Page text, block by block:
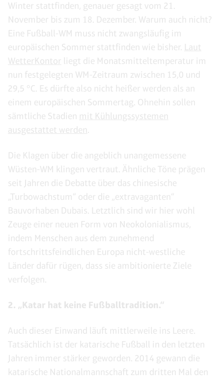
Winter stattfinden, genauer gesagt vom 21.
November bis zum 18. Dezember. Warum auch nicht?
Eine Fußball-WM muss nicht zwangsläufig im
europäischen Sommer stattfinden wie bisher. Laut
WetterKontor liegt die Monatsmitteltemperatur im
nun festgelegten WM-Zeitraum zwischen 15,0 und
29,5 °C. Es dürfte also nicht heißer werden als an
einem europäischen Sommertag. Ohnehin sollen
sämtliche Stadien mit Kühlungssystemen
ausgestattet werden
Die Klagen über die angeblich unangemessene
Wüsten-WM klingen vertraut. Ähnliche Töne prägen
seit Jahren die Debatte über das chinesische
„Turbowachstum“ oder die „extravaganten“
Bauvorhaben Dubais. Letztlich sind wir hier wohl
Zeuge einer neuen Form von Neokolonialismus,
indem Menschen aus dem zunehmend
fortschrittsfeindlichen Europa nicht-westliche
Länder dafür rügen, dass sie ambitionierte Ziele
verfolgen.
2. „Katar hat keine Fußballtradition.“
Auch dieser Einwand läuft mittlerweile ins Leere.
Tatsächlich ist der katarische Fußball in den letzten
Jahren immer stärker geworden. 2014 gewann die
katarische Nationalmannschaft zum dritten Mal den